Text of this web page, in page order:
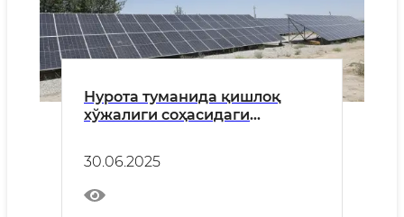
Нурота туманида қишлоқ
хўжалиги соҳасидаги
ташкил этилди
30.06.2025